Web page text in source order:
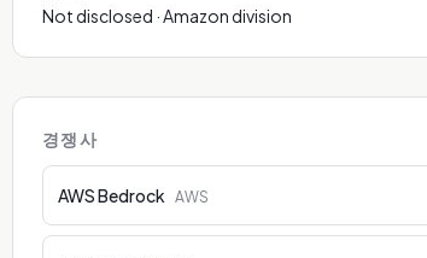
Not disclosed · Amazon division
경쟁사
AWS Bedrock AWS